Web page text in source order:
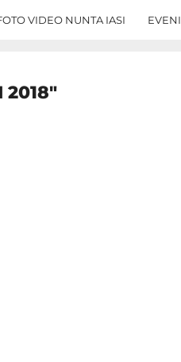
VIDEO NUNTA IASI
2018"